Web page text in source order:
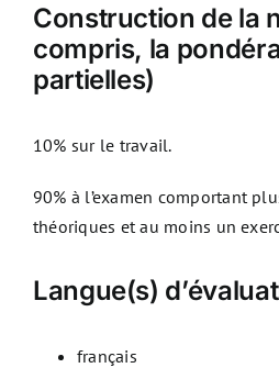
Construction de la
compris, la
partielles)
10% sur le travail.
90% à l’examen comportant
théoriques et au moins un
Langue(s)
français